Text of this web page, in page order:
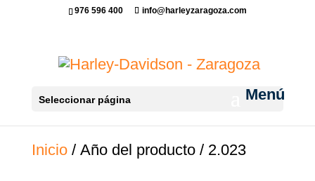
976 596 400 info@harleyzaragoza.com
Seleccionar página
Inicio/ Año del producto / 2.023